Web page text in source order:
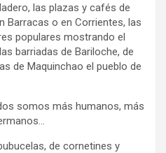
las plazas y cafés de
Barracas o en Corrientes, las
populares mostrando el
barriadas de Bariloche, de
de Maquinchao el pueblo de
somos más humanos, más
de cornetines y